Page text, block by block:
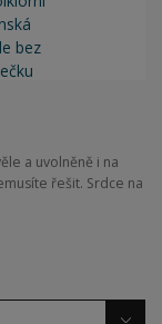
a uvolněně i na
řešit. Srdce na